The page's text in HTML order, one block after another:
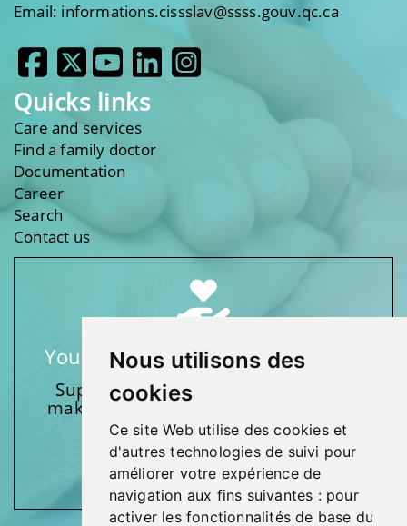
Nous utilisons des
cookies
Ce site Web utilise des cookies et
d'autres technologies de suivi pour
améliorer votre expérience de
navigation aux fins suivantes : pour
activer les fonctionnalités de base du
Email: informations.cissslav@ssss.gouv.qc.ca
Quicks links
Care and services
Find a family doctor
Documentation
Career
Search
Contact us
Your support makes a difference
Support one of our foundations by
making a donation and participating
in activities.
Give generously!